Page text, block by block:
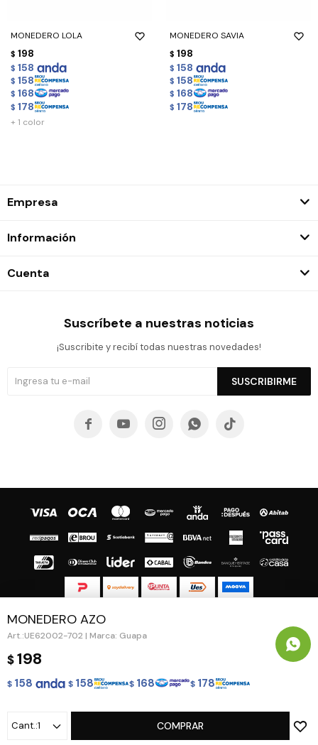
MONEDERO AZO
UE62002-702 | Marca: Guapa
$198
$ 158 $ 158 $ 168 $ 178
1 COMPRAR
MONEDERO LOLA
$ 198
$ 158
$ 158
$ 168
$ 178
+ 1 color
MONEDERO SAVIA
$ 198
$ 158
$ 158
$ 168
$ 178
Empresa
Información
Cuenta
Suscríbete a nuestras noticias
¡Suscribite y recibí todas nuestras novedades!
SUSCRIBIRME
    
© Copyright 2026 / Guapa - Paprika